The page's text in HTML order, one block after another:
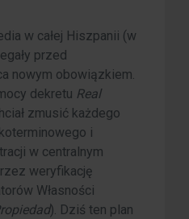
w całej Hiszpanii (w
przed
nowym obowiązkiem.
dekretu Real
zmusić każdego
i
w centralnym
weryfikację
Własności
). Dziś ten plan